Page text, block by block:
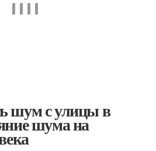
шум с улицы в
шума на